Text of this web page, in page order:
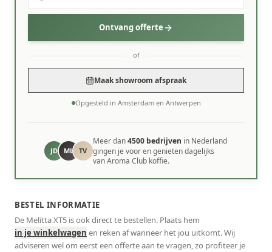
Ontvang offerte
of
Maak showroom afspraak
Opgesteld in Amsterdam en Antwerpen
JD ML TV
Meer dan4500 bedrijven in Nederland
gingen je voor en genieten dagelijks
van Aroma Club koffie.
BESTEL INFORMATIE
De Melitta XT5 is ook direct te bestellen. Plaats hem
in je winkelwagen en reken af wanneer het jou uitkomt. Wij
adviseren wel om eerst een offerte aan te vragen, zo profiteer je